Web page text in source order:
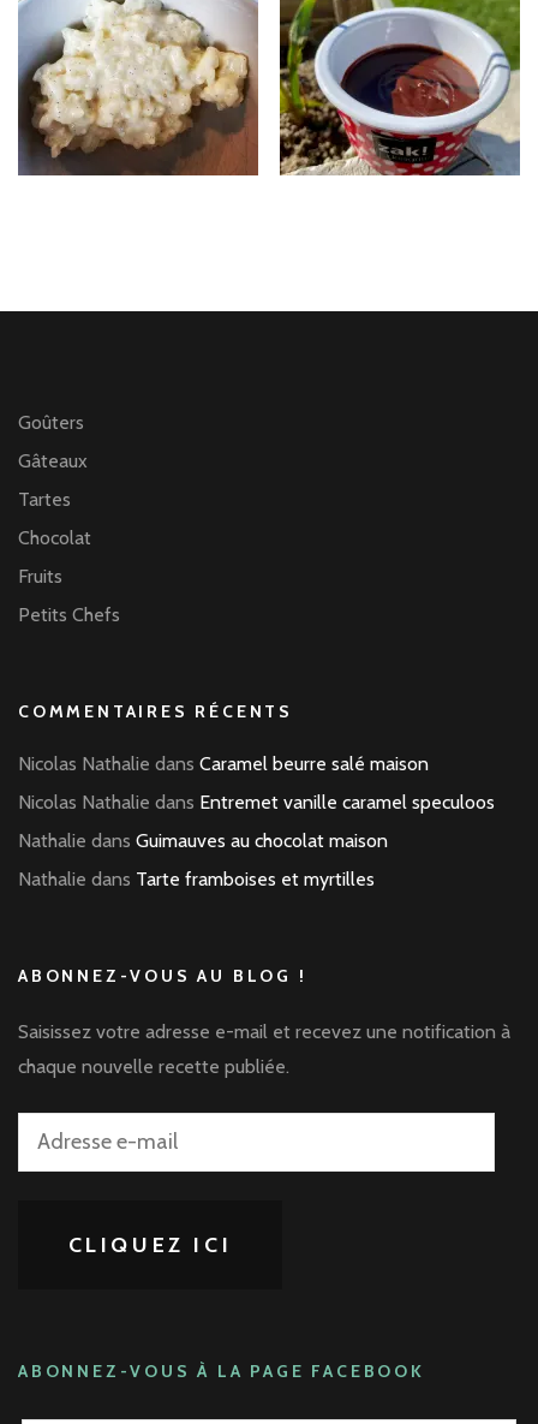
Goûters
Gâteaux
Tartes
Chocolat
Fruits
Petits Chefs
COMMENTAIRES RÉCENTS
Nicolas Nathalie dans Caramel beurre salé maison
Nicolas Nathalie dans Entremet vanille caramel speculoos
Nathalie dans Guimauves au chocolat maison
Nathalie dans Tarte framboises et myrtilles
ABONNEZ-VOUS AU BLOG !
Saisissez votre adresse e-mail et recevez une notification à
chaque nouvelle recette publiée.
Adresse
CLIQUEZ ICI
ABONNEZ-VOUS À LA PAGE FACEBOOK